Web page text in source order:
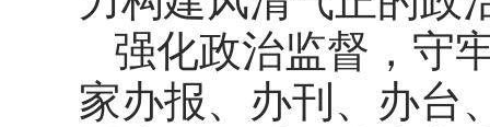
强化政治监督，守
家办报、办刊、办台